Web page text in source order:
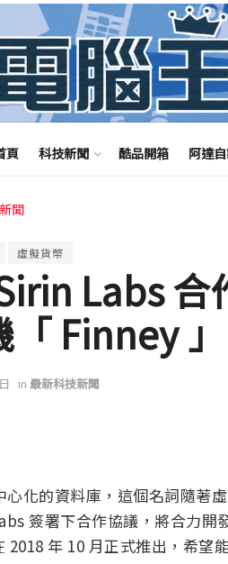
頁 科技新聞 酷品開箱 阿達
聞
虛擬貨幣
Labs 合
Finney 」
in 最新科技新聞
心化的資料庫，這個名詞隨著
簽署下合作協議，將合力開
2018 年 10 月正式推出，希望